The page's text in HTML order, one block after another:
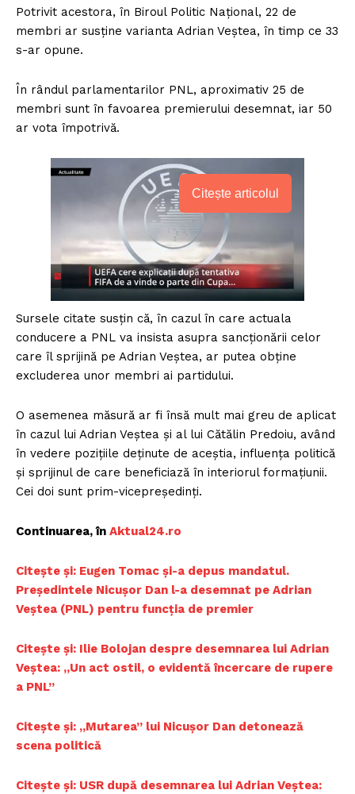
Potrivit acestora, în Biroul Politic Național, 22 de
membri ar susține varianta Adrian Veștea, în timp ce 33
s-ar opune.
În rândul parlamentarilor PNL, aproximativ 25 de
membri sunt în favoarea premierului desemnat, iar 50
ar vota împotrivă.
Citește articolul
Sursele citate susțin că, în cazul în care actuala
conducere a PNL va insista asupra sancționării celor
care îl sprijină pe Adrian Veștea, ar putea obține
excluderea unor membri ai partidului.
O asemenea măsură ar fi însă mult mai greu de aplicat
în cazul lui Adrian Veștea și al lui Cătălin Predoiu, având
în vedere pozițiile deținute de aceștia, influența politică
și sprijinul de care beneficiază în interiorul formațiunii.
Cei doi sunt prim-vicepreședinți.
Continuarea, în Aktual24.ro
Citește și: Eugen Tomac și-a depus mandatul.
Președintele Nicușor Dan l-a desemnat pe Adrian
Veștea (PNL) pentru funcția de premier
Citește și: Ilie Bolojan despre desemnarea lui Adrian
Veștea: „Un act ostil, o evidentă încercare de rupere
a PNL”
Citește și: „Mutarea” lui Nicușor Dan detonează
scena politică
Citește și: USR după desemnarea lui Adrian Veștea: